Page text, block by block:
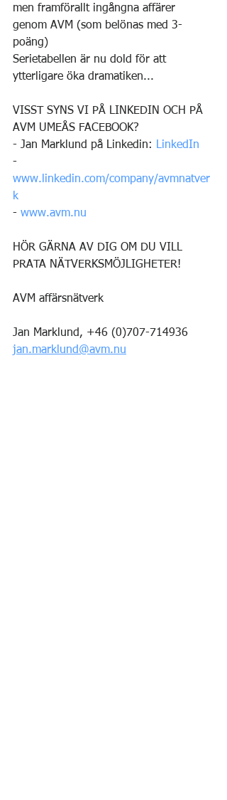
men framförallt ingångna affärer
genom AVM (som belönas med 3-
poäng)
Serietabellen är nu dold för att
ytterligare öka dramatiken...
VISST SYNS VI PÅ LINKEDIN OCH PÅ
AVM UMEÅS FACEBOOK?
- Jan Marklund på Linkedin: LinkedIn
-
www.linkedin.com/company/avmnatver
k
- www.avm.nu
HÖR GÄRNA AV DIG OM DU VILL
PRATA NÄTVERKSMÖJLIGHETER!
AVM affärsnätverk
Jan Marklund, +46 (0)707-714936
jan.marklund@avm.nu